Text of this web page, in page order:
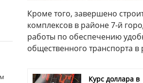
Кроме того, завершено
комплексов в районе 7-й
работы по обеспечению
общественного транспорта в
Курс доллара в